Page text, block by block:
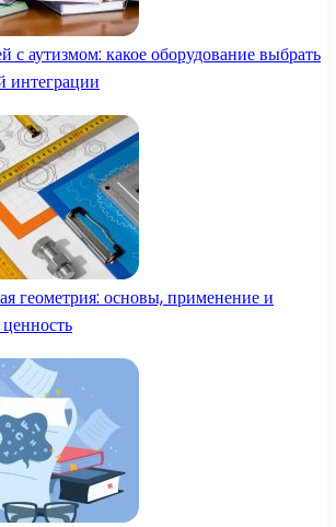
с аутизмом: какое оборудование выбрать
интеграции
геометрия: основы, применение и